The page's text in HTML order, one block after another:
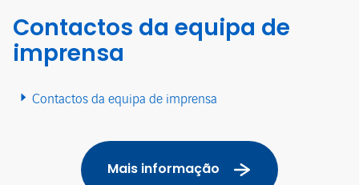
Contactos da equipa de
imprensa
Contactos da equipa de imprensa
Mais informação